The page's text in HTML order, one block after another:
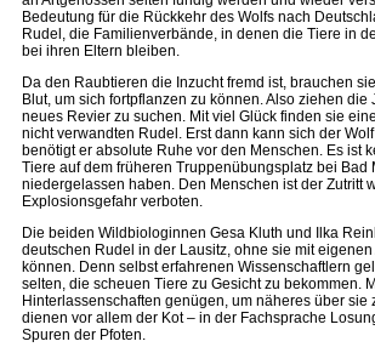
Bedeutung für die Rückkehr des Wolfs nach
Rudel, die Familienverbände, in denen die Tiere in
bei ihren Eltern bleiben.
Da den Raubtieren die Inzucht fremd ist, brauchen
Blut, um sich fortpflanzen zu können. Also ziehen die
neues Revier zu suchen. Mit viel Glück finden sie
nicht verwandten Rudel. Erst dann kann sich der
benötigt er absolute Ruhe vor den Menschen. Es ist
Tiere auf dem früheren Truppenübungsplatz bei Bad
niedergelassen haben. Den Menschen ist der Zutritt
Explosionsgefahr verboten.
Die beiden Wildbiologinnen Gesa Kluth und Ilka
deutschen Rudel in der Lausitz, ohne sie mit
können. Denn selbst erfahrenen Wissenschaftlern
selten, die scheuen Tiere zu Gesicht zu bekommen.
Hinterlassenschaften genügen, um näheres über sie
dienen vor allem der Kot – in der Fachsprache
Spuren der Pfoten.